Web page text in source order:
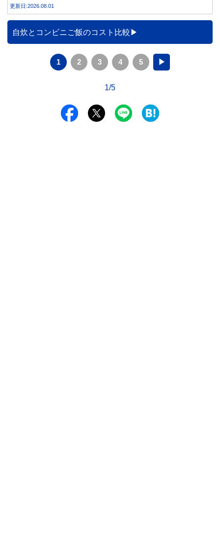
データをもとに、節約効果の目安と快適に過ごすためのポイ
ントを分かりやすく解説します。
更新日:2026.08.01
自炊とコンビニご飯のコスト比較
1 2 3 4 5 ▶
1/5